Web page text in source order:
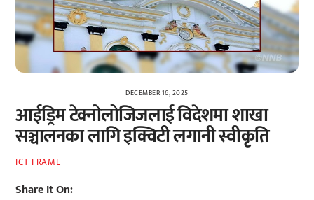
DECEMBER 16, 2025
आईड्रिम टेक्नोलोजिजलाई विदेशमा शाखा
सञ्चालनका लागि इक्विटी लगानी स्वीकृति
ICT FRAME
Share It On: